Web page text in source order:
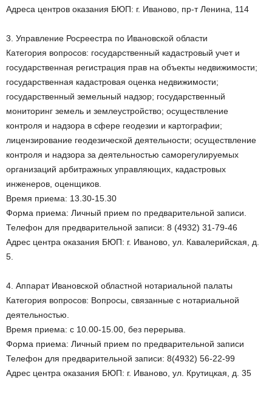
Адреса центров оказания БЮП: г. Иваново, пр-т Ленина, 114
3. Управление Росреестра по Ивановской области
Категория вопросов: государственный кадастровый учет и
государственная регистрация прав на объекты недвижимости;
государственная кадастровая оценка недвижимости;
государственный земельный надзор; государственный
мониторинг земель и землеустройство; осуществление
контроля и надзора в сфере геодезии и картографии;
лицензирование геодезической деятельности; осуществление
контроля и надзора за деятельностью саморегулируемых
организаций арбитражных управляющих, кадастровых
инженеров, оценщиков.
Время приема: 13.30-15.30
Форма приема: Личный прием по предварительной записи.
Телефон для предварительной записи: 8 (4932) 31-79-46
Адрес центра оказания БЮП: г. Иваново, ул. Кавалерийская, д.
5.
4. Аппарат Ивановской областной нотариальной палаты
Категория вопросов: Вопросы, связанные с нотариальной
деятельностью.
Время приема: с 10.00-15.00, без перерыва.
Форма приема: Личный прием по предварительной записи
Телефон для предварительной записи: 8(4932) 56-22-99
Адрес центра оказания БЮП: г. Иваново, ул. Крутицкая, д. 35